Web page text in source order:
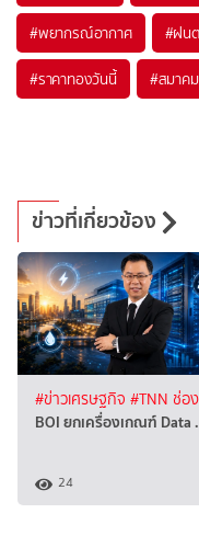
#พยากรณ์อากาศ #ฝน
#ราคาทองวันนี้ #สมาค
ข่าวที่เกี่ยวข้อง
#ข่าวเศรษฐกิจ #TNN ช่อ
BOI ยกเครื่องเกณฑ์ Data
24